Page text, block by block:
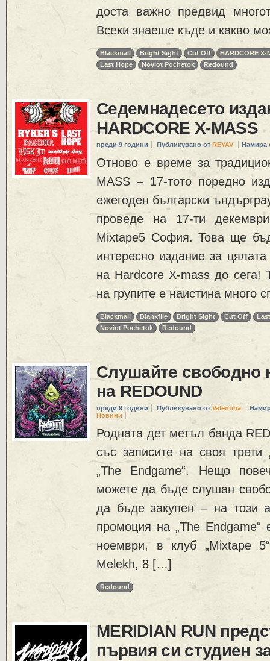
доста важно предвид
Всеки знаеше къде и какво
Blackmail Bright Sight Cut Off
HARDCORE X-
Last Hope
Noviot Pochetok Redound
Седемнадесето
HARDCORE X-MASS
преди 9 години Публикувано от REYAV Намира
Отново е време за
MASS – 17-тото поредно
ежегоден български
проведе на 17-ти
Mixtape5 София. Това ще
интересно издание за
на Hardcore X-mass до сега!
на групите е наистина много
Blackmail Blankfile Bright Sight Cut Off
Noviot Pochetok
Redound
Слушайте свободно
на REDOUND
преди 9 години Публикувано от Valentina
Новини
Родната дет метъл банда
със записите на своя
„The Endgame“. Нещо
можете да бъде слушан
да бъде закупен – на този
промоция на „The Endgame“
ноември, в клуб „Mixtape
Melekh, 8 […]
Redound
MERIDIAN RUN
първия си студиен